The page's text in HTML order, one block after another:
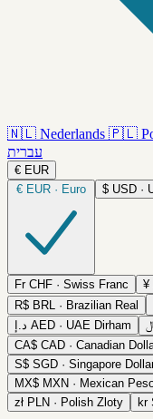
🇳🇱 Nederlands 🇵🇱
עברית
€ EUR
€ EUR · Euro $ USD ·
Fr CHF · Swiss Franc ¥
R$ BRL · Brazilian Real
د.إ AED · UAE Dirham
CA$ CAD · Canadian
S$ SGD · Singapore
MX$ MXN · Mexican
zł PLN · Polish Zloty kr